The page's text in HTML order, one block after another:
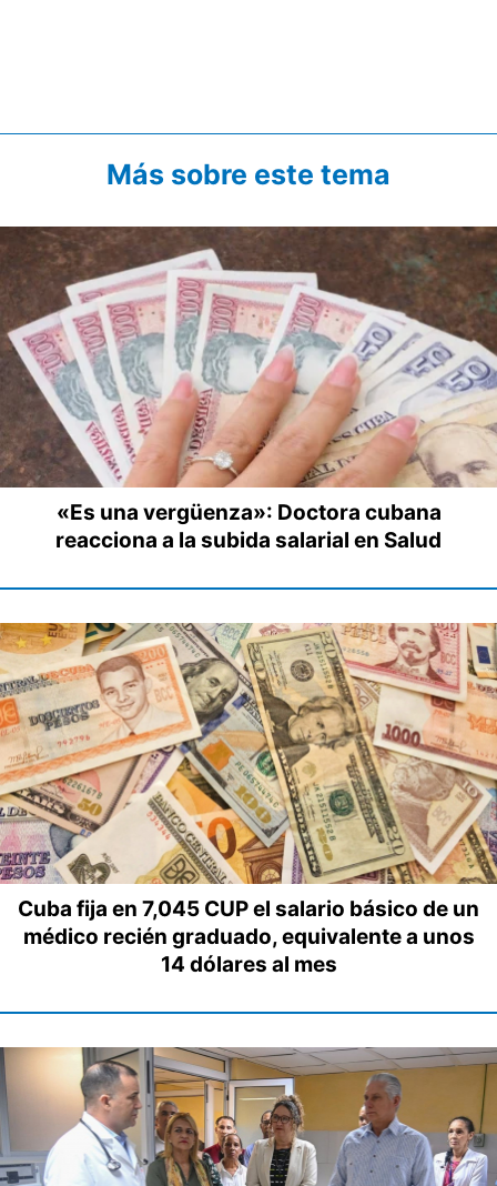
Más sobre este tema
«Es una vergüenza»: Doctora cubana
reacciona a la subida salarial en Salud
Cuba fija en 7,045 CUP el salario básico de un
médico recién graduado, equivalente a unos
14 dólares al mes